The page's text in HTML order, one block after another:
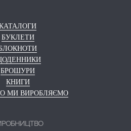
БУКЛЕТИ
БРОШУРИ
КНИГИ
МИ ВИРОБЛЯЄМО